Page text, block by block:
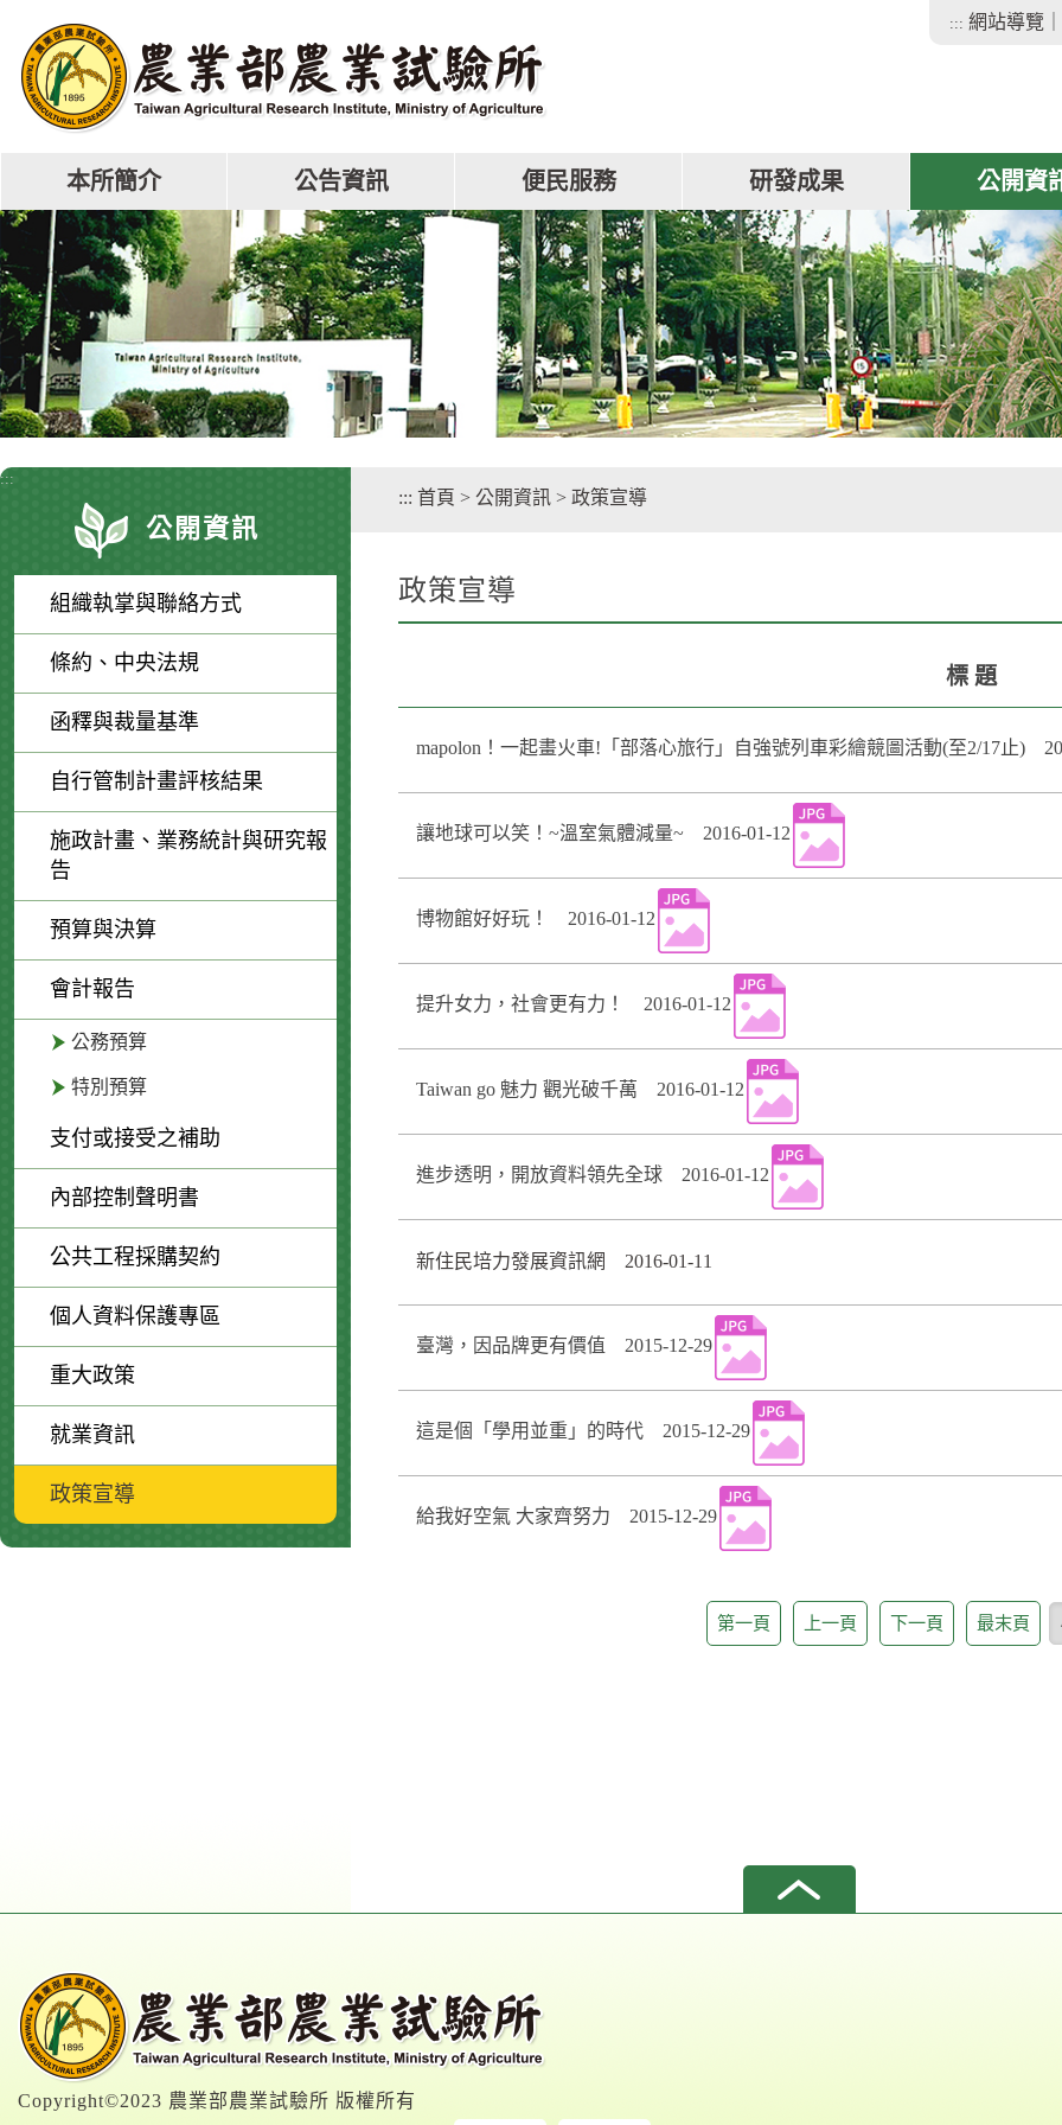
::: 網站導覽
本所簡介 公告資訊 便民服務 研發成果 公開資
:::
公開資訊
組織執掌與聯絡方式
條約、中央法規
函釋與裁量基準
自行管制計畫評核結果
施政計畫、業務統計與研究報
告
預算與決算
會計報告
公務預算
特別預算
支付或接受之補助
內部控制聲明書
公共工程採購契約
個人資料保護專區
重大政策
就業資訊
政策宣導
::: 首頁 > 公開資訊 > 政策宣導
政策宣導
標 題
mapolon！一起畫火車!「部落心旅行」自強號列車彩繪競圖活動(至2/17止)
讓地球可以笑！~溫室氣體減量~ 2016-01-12
博物館好好玩！ 2016-01-12
提升女力，社會更有力！ 2016-01-12
Taiwan go 魅力 觀光破千萬 2016-01-12
進步透明，開放資料領先全球 2016-01-12
新住民培力發展資訊網 2016-01-11
臺灣，因品牌更有價值 2015-12-29
這是個「學用並重」的時代 2015-12-29
給我好空氣 大家齊努力 2015-12-29
第一頁 上一頁 下一頁 最末頁
Copyright©2023 農業部農業試驗所 版權所有